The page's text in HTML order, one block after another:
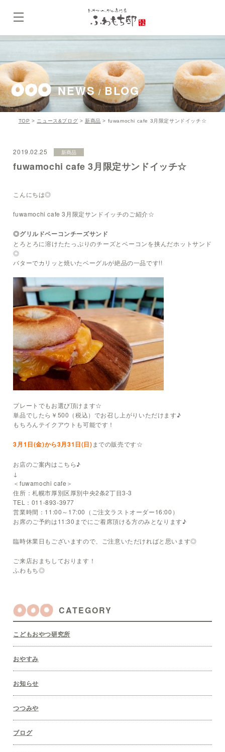
NEWS/BLOG
TOP > ニュース&ブログ > 新商品 > fuwamochi cafe 3月限定サンドイッチ☆
2019.02.25 新商品
fuwamochi cafe 3月限定サンドイッチ☆
こんにちは◎
fuwamochi cafe 3月限定サンドイッチのご紹介☆
◎グリルドベーコンチーズサンド
とろとろに溶けたたっぷりのチーズとベーコンを挟んだホットサンド
◎
バターでカリッと焼いたベーグルが絶品の一品です!!
プレートでもお選び頂けます☆
単品でしたら￥500（税込）でお召し上がりいただけます♪
もちろんテイクアウトも可能です！
3月1日(金)から3月31日(日)までの販売です☆
お店のご案内はこちら♪
↓
＜fuwamochi cafe＞
住所：札幌市厚別区厚別中央2条2丁目3-3
TEL：011-893-3977
営業時間：11:00～17:00（ご注文ラストオーダー16:00）
お席のご予約は11:30までにご着席頂ける方のみとなります♪
臨時休業日もございますので、ご注意いただければと思います◎
ご来店おまちしております！
ふわもち◎
CATEGORY
こどもおやつ研究所
おやすみ
お知らせ
つつみや
ブログ